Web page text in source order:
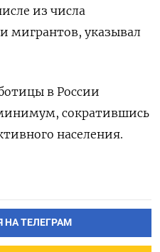
из числа
мигрантов, указывал
в России
сократившись
населения.
НА ТЕЛЕГРАМ